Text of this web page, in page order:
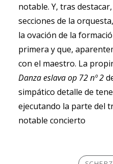
notable. Y, tras
secciones de la
la ovación de la
primera y que,
con el maestro. La
Danza eslava op 72 nº 2
simpático detalle de
ejecutando la parte del
notable concierto